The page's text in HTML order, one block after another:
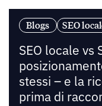
Blogs SEO
SEO locale vs
stessi – e la
prima di